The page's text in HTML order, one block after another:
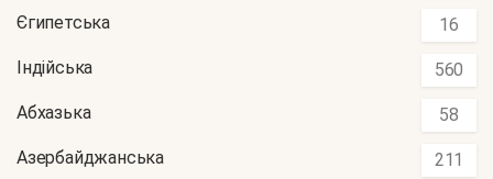
Єгипетська 16
Індійська 560
Абхазька 58
Азербайджанська 211